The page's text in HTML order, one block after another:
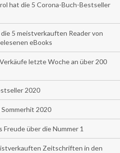
hat die 5 Corona-Buch-Bestseller
5 meistverkauften Reader von
eBooks
letzte Woche an über 200
2020
2020
über die Nummer 1
Zeitschriften in den